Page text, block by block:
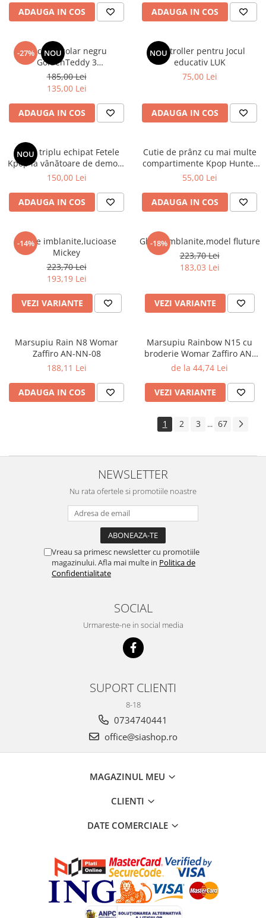
ADAUGA IN COS ADAUGA IN COS
-27% NOU
Rucsac școlar negru
GoldenTeddy 3
compartimente Astra
185,00 Lei
135,00 Lei
ADAUGA IN COS
NOU
Controller pentru Jocul
educativ LUK
75,00 Lei
ADAUGA IN COS
NOU
Penar triplu echipat Fetele
Kpop la vânătoare de demoni
Energy
150,00 Lei
ADAUGA IN COS
Cutie de prânz cu mai multe
compartimente Kpop Hunter
XL
55,00 Lei
ADAUGA IN COS
-14%
Ghete imblanite,lucioase
Mickey
223,70 Lei
193,19 Lei
VEZI VARIANTE
-18%
Ghete imblanite,model fluture
223,70 Lei
183,03 Lei
VEZI VARIANTE
Marsupiu Rain N8 Womar
Zaffiro AN-NN-08
188,11 Lei
ADAUGA IN COS
Marsupiu Rainbow N15 cu
broderie Womar Zaffiro AN-
NZ-15E
de la 44,74 Lei
VEZI VARIANTE
1 2 3 ... 67
NEWSLETTER
Nu rata ofertele si promotiile noastre
Vreau sa primesc newsletter cu promotiile
magazinului. Afla mai multe in Politica de
Confidentialitate
SOCIAL
Urmareste-ne in social media
SUPORT CLIENTI
8-18
0734740441
office@siashop.ro
MAGAZINUL MEU
CLIENTI
DATE COMERCIALE